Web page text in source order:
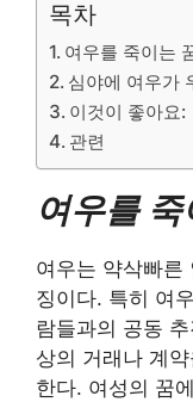
목차
여우를 죽이는
심야에 여우가
이것이 좋아요:
관련
여우를
여우는 약삭빠른
징이다. 특히 여
람들과의 공동
상의 거래나 계
한다. 여성의 꿈